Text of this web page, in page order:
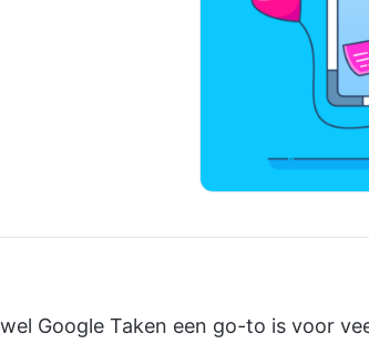
Google Taken een go-to is voor